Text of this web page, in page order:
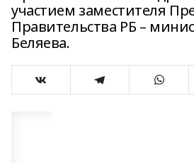
участием заместителя
Правительства РБ –
Беляева.